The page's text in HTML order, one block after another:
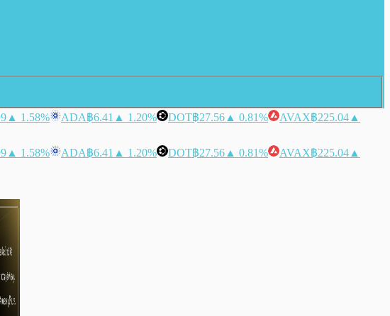
▲ 1.58% ADA฿6.41 ▲ 1.20% DOT฿27.56 ▲ 0.81% AVAX฿225.04 ▲
▲ 1.58% ADA฿6.41 ▲ 1.20% DOT฿27.56 ▲ 0.81% AVAX฿225.04 ▲